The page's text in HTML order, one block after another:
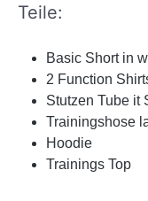
Teile:
Basic Short in
2 Function
Stutzen Tube it
Trainingshose
Hoodie
Trainings Top